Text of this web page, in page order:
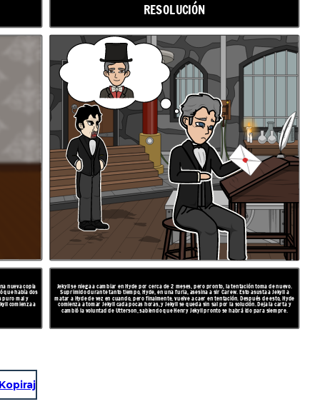
RESOLUCIÓN
nueva copia
que había dos
puro mal y
comienza a
Jekyll se niega a cambiar en Hyde por cerca de 2 meses, pero pronto, la tentación toma de nuevo.
Suprimido durante tanto tiempo, Hyde, en una furia, asesina a sir Carew. Esto asusta a Jekyll a
matar a Hyde de vez en cuando, pero finalmente, vuelve a caer en tentación. Después de esto, Hyde
comienza a tomar Jekyll cada pocas horas, y Jekyll se queda sin sal por la solución. Deja la carta y
cambió la voluntad de Utterson, sabiendo que Henry Jekyll pronto se habrá ido para siempre.
Kopiraj